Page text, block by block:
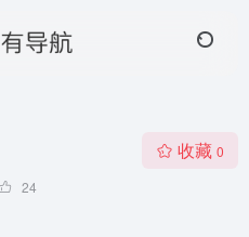
24
收藏 0